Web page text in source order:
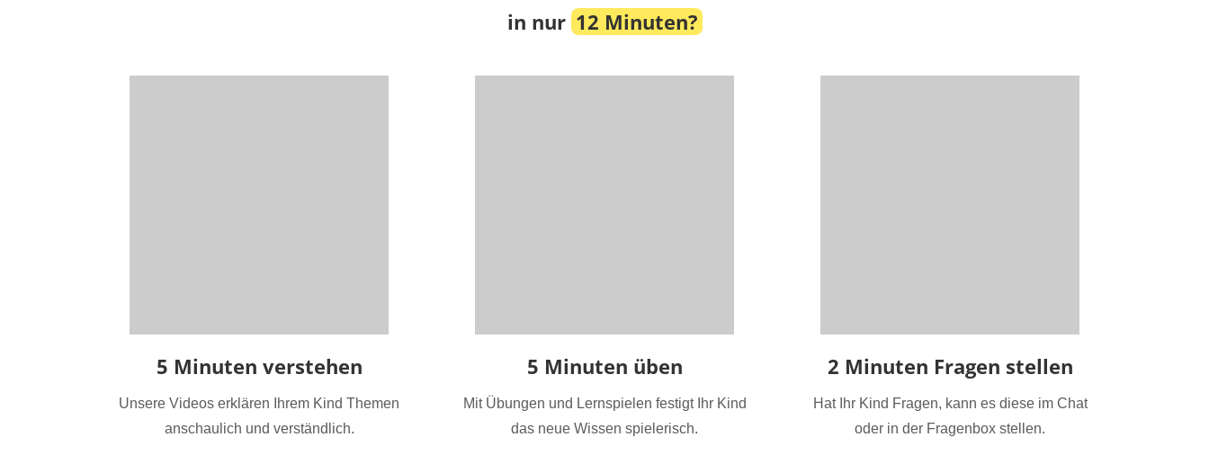
in nur 12 Minuten?
5 Minuten verstehen
Unsere Videos erklären Ihrem Kind Themen
anschaulich und verständlich.
5 Minuten üben
Mit Übungen und Lernspielen festigt Ihr Kind
das neue Wissen spielerisch.
2 Minuten Fragen stellen
Hat Ihr Kind Fragen, kann es diese im Chat
oder in der Fragenbox stellen.